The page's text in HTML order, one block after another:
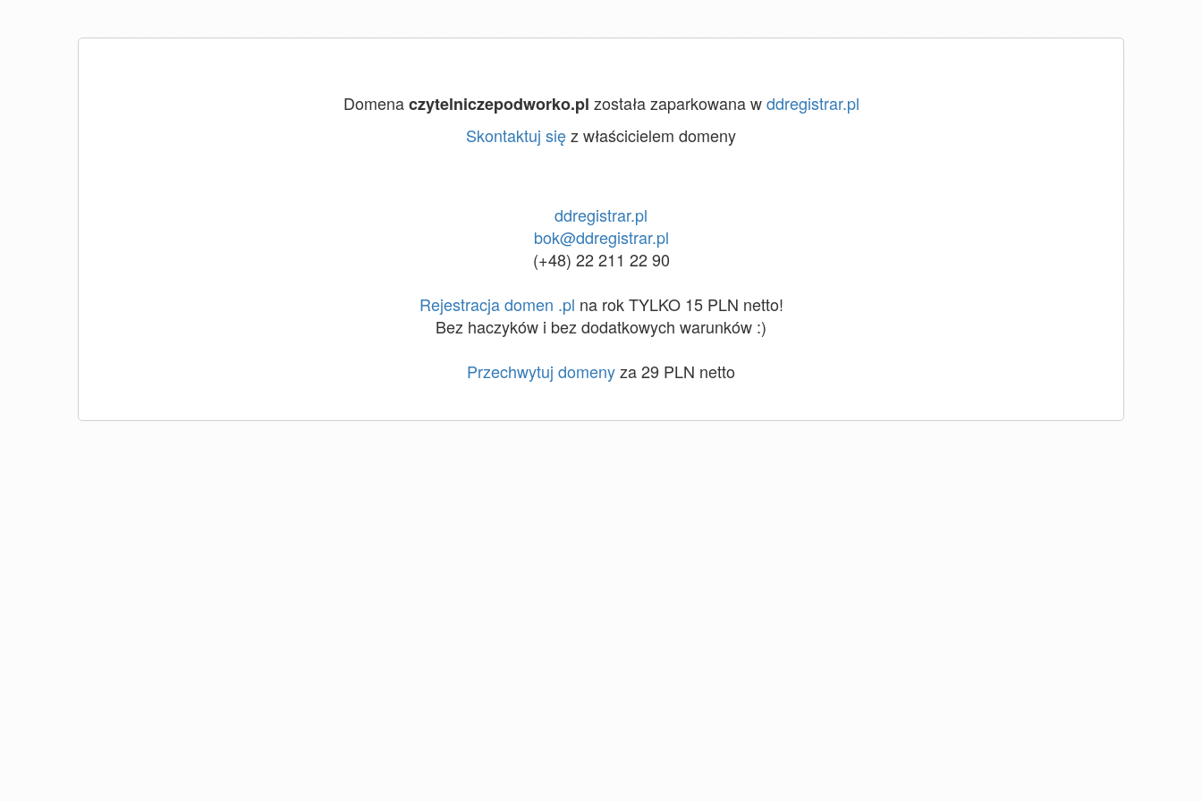
Domenaczytelniczepodworko.pl została zaparkowana wddregistrar.pl
Skontaktuj sięz właścicielem domeny
ddregistrar.pl
bok@ddregistrar.pl
(+48) 22 211 22 90
Rejestracja domen .pl na rok TYLKO 15 PLN netto!
Bez haczyków i bez dodatkowych warunków :)
Przechwytuj domenyza 29 PLN netto